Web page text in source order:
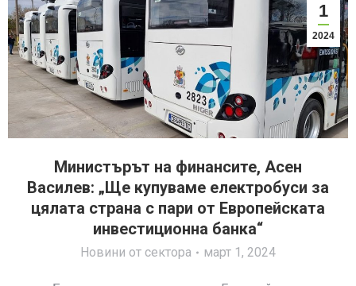
Министърът на финансите, Асен
Василев: „Ще купуваме електробуси за
цялата страна с пари от Европейската
инвестиционна банка“
Новини от сектора март 1, 2024
1
2024